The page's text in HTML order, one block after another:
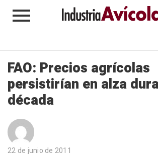
FAO: Precios agrícolas
persistirían en alza
década
22 de junio de 2011